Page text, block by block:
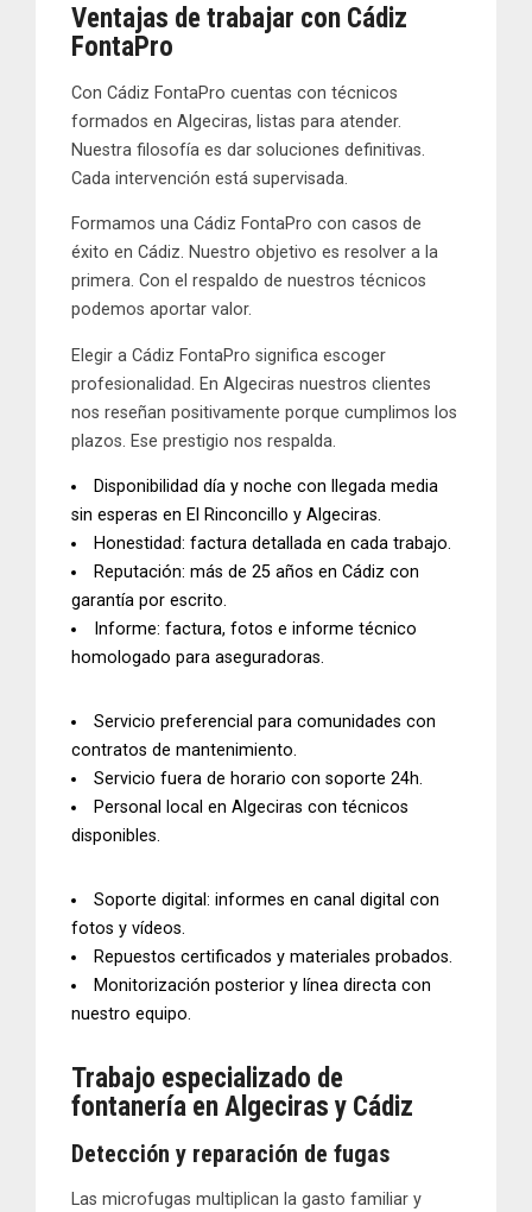
Ventajas de trabajar con Cádiz
FontaPro
Con Cádiz FontaPro cuentas con técnicos
formados en Algeciras, listas para atender.
Nuestra filosofía es dar soluciones definitivas.
Cada intervención está supervisada.
Formamos una Cádiz FontaPro con casos de
éxito en Cádiz. Nuestro objetivo es resolver a la
primera. Con el respaldo de nuestros técnicos
podemos aportar valor.
Elegir a Cádiz FontaPro significa escoger
profesionalidad. En Algeciras nuestros clientes
nos reseñan positivamente porque cumplimos los
plazos. Ese prestigio nos respalda.
Disponibilidad día y noche con llegada media
sin esperas en El Rinconcillo y Algeciras.
Honestidad: factura detallada en cada trabajo.
Reputación: más de 25 años en Cádiz con
garantía por escrito.
Informe: factura, fotos einforme técnico
homologado para aseguradoras.
Servicio preferencial para comunidades con
contratos de mantenimiento.
Servicio fuera de horario con soporte 24h.
Personal local en Algeciras con técnicos
disponibles.
Soporte digital: informes en canal digital con
fotos y vídeos.
Repuestos certificados y materiales probados.
Monitorización posterior y línea directa con
nuestro equipo.
Trabajo especializado de
fontanería en Algeciras y Cádiz
Detección y reparación de fugas
Las microfugas multiplican la gasto familiar y